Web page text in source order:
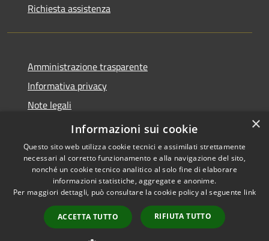
Richiesta assistenza
Amministrazione trasparente
Informativa privacy
Note legali
Dichiarazione di accessibilità
Accessibilità
Copyright © 2026 • Comune di
San Vito di Fagagna • Powered
byMunicipium
Accesso
redazione
×
Informazioni sui cookie
Questo sito web utilizza cookie tecnici e assimilati strettamente
necessari al corretto funzionamento e alla navigazione del sito,
nonché un cookie tecnico analitico al solo fine di elaborare
informazioni statistiche, aggregate e anonime.
Per maggiori dettagli, può consultare la cookie policy al seguente link
ACCETTA TUTTO RIFIUTA TUTTO